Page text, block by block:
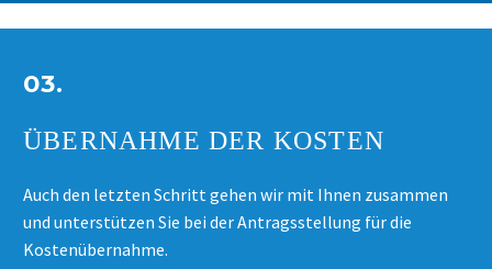
03.
ÜBERNAHME DER KOSTEN
Auch den letzten Schritt gehen wir mit Ihnen zusammen
und unterstützen Sie bei der Antragsstellung für die
Kostenübernahme.